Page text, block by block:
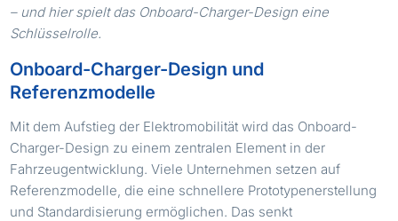
– und hier spielt das Onboard-Charger-Design eine
Schlüsselrolle.
Onboard-Charger-Design und
Referenzmodelle
Mit dem Aufstieg der Elektromobilität wird das Onboard-
Charger-Design zu einem zentralen Element in der
Fahrzeugentwicklung. Viele Unternehmen setzen auf
Referenzmodelle, die eine schnellere Prototypenerstellung
und Standardisierung ermöglichen. Das senkt